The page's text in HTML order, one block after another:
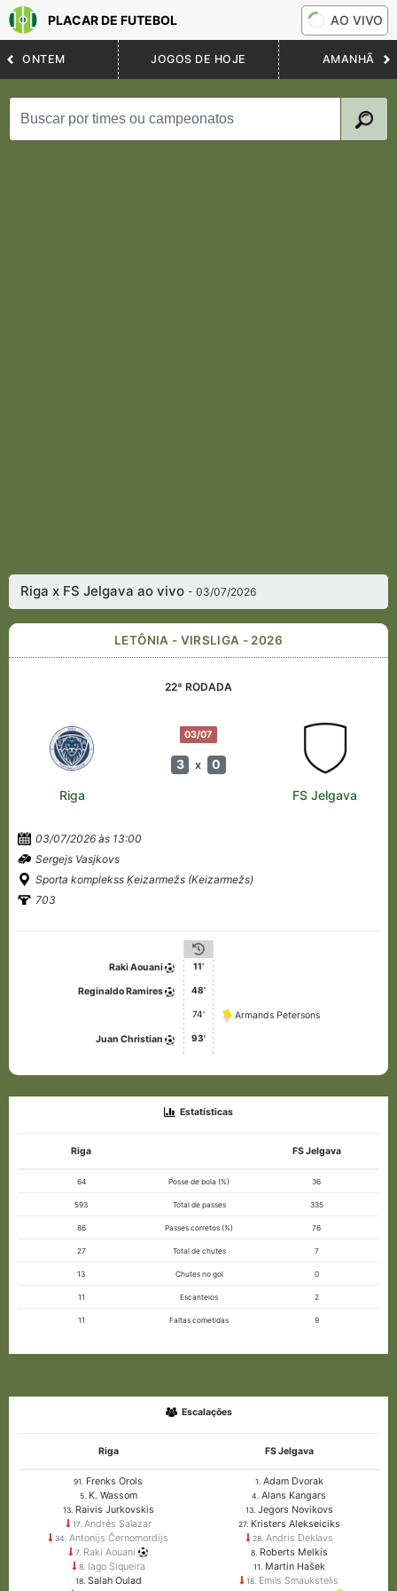
PLACAR DE FUTEBOL AO VIVO
ONTEM JOGOS DE HOJE AMANHÃ
Riga x FS Jelgava ao vivo- 03/07/2026
LETÔNIA - VIRSLIGA - 2026
22ª RODADA
03/07
3 x 0
Riga FS Jelgava
03/07/2026 às 13:00
Sergejs Vasjkovs
Sporta komplekss Ķeizarmežs (Keizarmežs)
703
Raki Aouani 11'
Reginaldo Ramires 48'
74' Armands Petersons
Juan Christian 93'
Estatísticas
Riga FS Jelgava
64 Posse de bola (%) 36
593 Total de passes 335
86 Passes corretos (%) 76
27 Total de chutes 7
13 Chutes no gol 0
11 Escanteios 2
11 Faltas cometidas 9
Escalações
Riga FS Jelgava
91. Frenks Orols
5.K. Wassom
13.Raivis Jurkovskis
17.Andrés Salazar
34. Antonijs Černomordijs
7. Raki Aouani
8.Iago Siqueira
18.Salah Oulad
1. Adam Dvorak
4. Alans Kangars
13.Jegors Novikovs
27.Kristers Alekseiciks
28.Andris Deklavs
8.Roberts Melkis
11. Martin Hašek
18. Emils Smaukstelis